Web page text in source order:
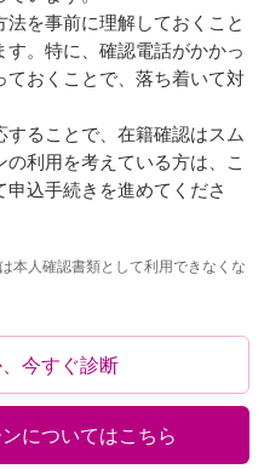
を事前に理解しておくこと
。特に、確認電話がかかっ
おくことで、落ち着いて対
ることで、在籍確認はスム
利用を考えている方は、こ
込手続きを進めてくださ
本人確認書類として利用できなくな
今すぐ診断
についてはこちら